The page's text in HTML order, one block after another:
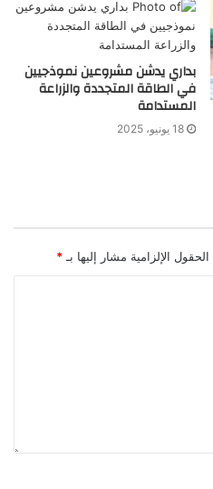
بداري يدشن مشروعين نموذجيين
في الطاقة المتجددة والزراعة
المستدامة
18 يونيو، 2025
الحقول الإلزامية مشار إليها بـ *